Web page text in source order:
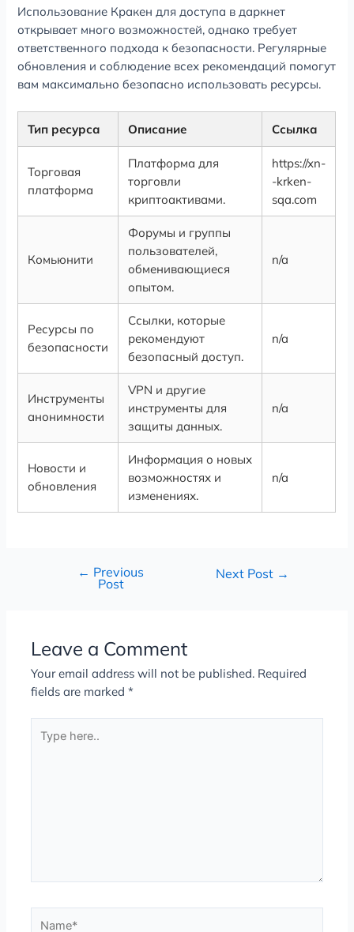
Использование Кракен для доступа в даркнет
открывает много возможностей, однако требует
ответственного подхода к безопасности. Регулярные
обновления и соблюдение всех рекомендаций помогут
вам максимально безопасно использовать ресурсы.
Тип ресурса Описание Ссылка
Торговая
платформа
Платформа для
торговли
криптоактивами.
https://xn-
-krken-
sqa.com
Комьюнити
Форумы и группы
пользователей,
обменивающиеся
опытом.
n/a
Ресурсы по
безопасности
Ссылки, которые
рекомендуют
безопасный доступ.
n/a
Инструменты
анонимности
VPN и другие
инструменты для
защиты данных.
n/a
Новости и
обновления
Информация о новых
возможностях и
изменениях.
n/a
← Previous
Post
Next Post →
Leave a Comment
Your email address will not be published. Required
fields are marked*
here..